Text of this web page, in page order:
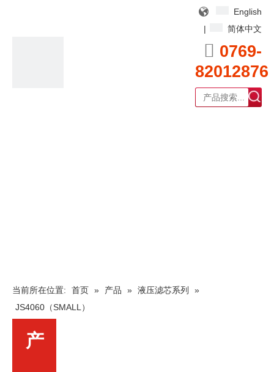
English
|
简体中文
 0769-
82012876
当前所在位置: 首页 » 产品 » 液压滤芯系列
»
JS4060（SMALL）
产